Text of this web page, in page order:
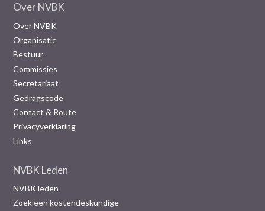
Over NVBK
Over NVBK
Organisatie
Bestuur
Commissies
Secretariaat
Gedragscode
Contact & Route
Privacyverklaring
Links
NVBK Leden
NVBK leden
Zoek een kostendeskundige